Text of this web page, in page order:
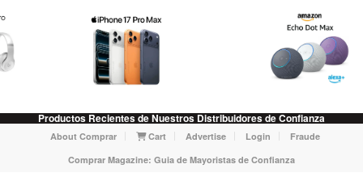
Productos Recientes de Nuestros Distribuidores de Confianza
About Comprar Cart Advertise Login
Fraude
Comprar Magazine: Guia de Mayoristas de Confianza